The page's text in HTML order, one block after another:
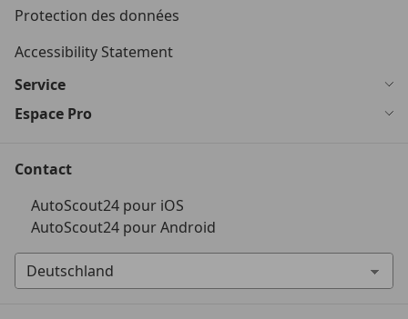
Protection des données
Accessibility Statement
Service
Espace Pro
Contact
AutoScout24 pour iOS
AutoScout24 pour Android